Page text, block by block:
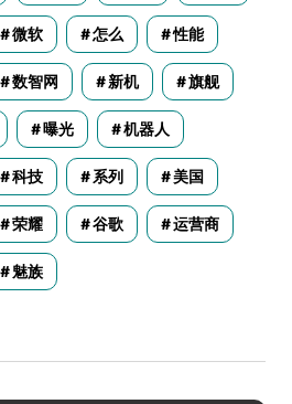
微软 怎么 性能
数智网 新机 旗舰
曝光 机器人
科技 系列 美国
荣耀 谷歌 运营商
魅族